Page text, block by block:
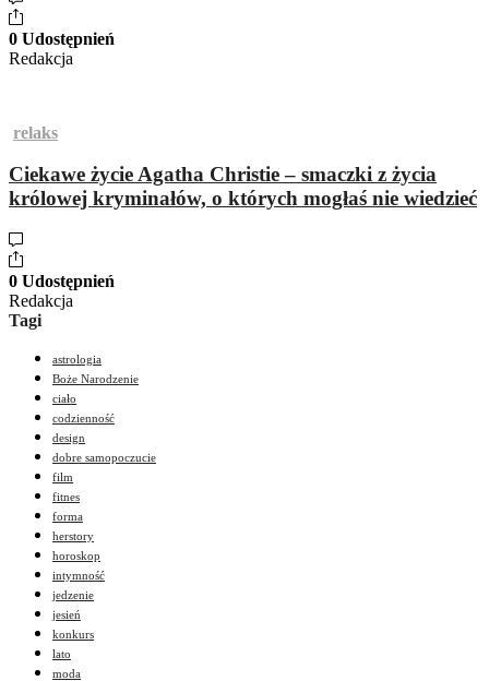
0 Udostępnień
Redakcja
relaks
Ciekawe życie Agatha Christie – smaczki z życia
królowej kryminałów, o których mogłaś nie wiedzieć
0 Udostępnień
Redakcja
Tagi
astrologia
Boże Narodzenie
ciało
codzienność
design
dobre samopoczucie
film
fitnes
forma
herstory
horoskop
intymność
jedzenie
jesień
konkurs
lato
moda